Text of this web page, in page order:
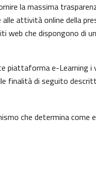
la massima
alle attività online della
web che dispongono
piattaforma e-
finalità di seguito
che determina come